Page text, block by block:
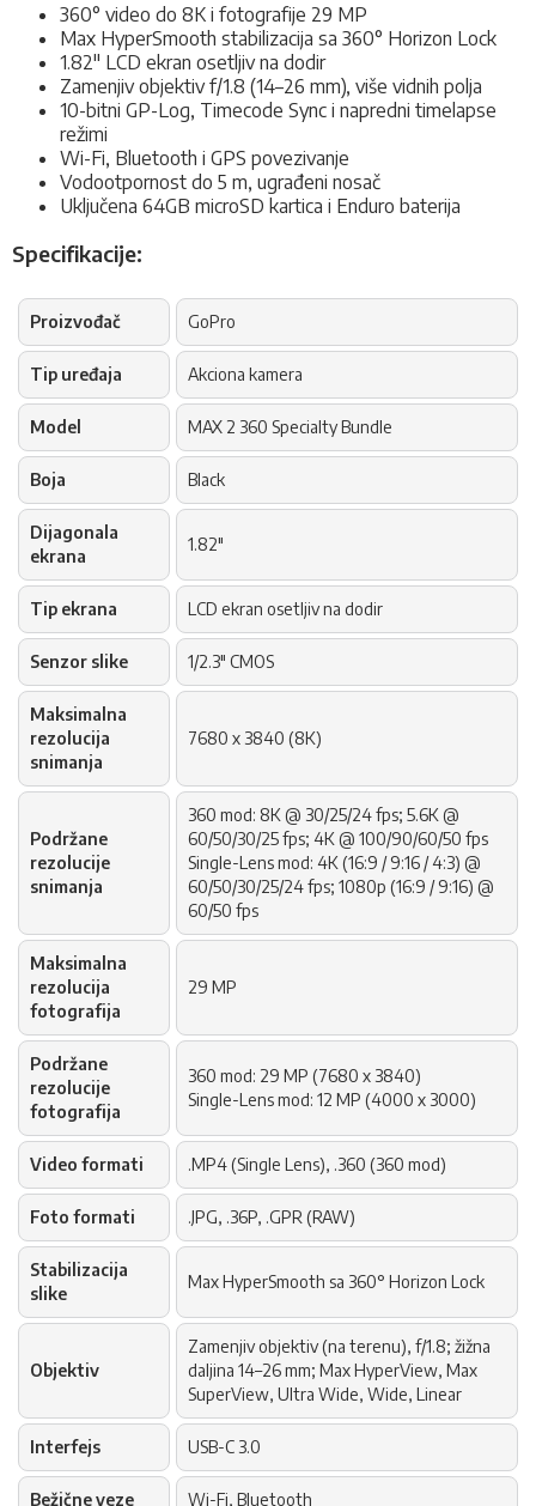
360° video do 8K i fotografije 29 MP
Max HyperSmooth stabilizacija sa 360° Horizon Lock
1.82" LCD ekran osetljiv na dodir
Zamenjiv objektiv f/1.8 (14–26 mm), više vidnih polja
10-bitni GP-Log, Timecode Sync i napredni timelapse
režimi
Wi-Fi, Bluetooth i GPS povezivanje
Vodootpornost do 5 m, ugrađeni nosač
Uključena 64GB microSD kartica i Enduro baterija
Specifikacije:
Proizvođač GoPro
Tip uređaja Akciona kamera
Model MAX 2 360 Specialty Bundle
Boja Black
Dijagonala
ekrana
1.82"
Tip ekrana LCD ekran osetljiv na dodir
Senzor slike 1/2.3" CMOS
Maksimalna
rezolucija
snimanja
7680 x 3840 (8K)
Podržane
rezolucije
snimanja
360 mod: 8K @ 30/25/24 fps; 5.6K @
60/50/30/25 fps; 4K @ 100/90/60/50 fps
Single-Lens mod: 4K (16:9 / 9:16 / 4:3) @
60/50/30/25/24 fps; 1080p (16:9 / 9:16) @
60/50 fps
Maksimalna
rezolucija
fotografija
29 MP
Podržane
rezolucije
fotografija
360 mod: 29 MP (7680 x 3840)
Single-Lens mod: 12 MP (4000 x 3000)
Video formati .MP4 (Single Lens), .360 (360 mod)
Foto formati .JPG, .36P, .GPR (RAW)
Stabilizacija
slike
Max HyperSmooth sa 360° Horizon Lock
Objektiv
Zamenjiv objektiv (na terenu), f/1.8; žižna
daljina 14–26 mm; Max HyperView, Max
SuperView, Ultra Wide, Wide, Linear
Interfejs USB-C 3.0
Bežične veze Wi-Fi, Bluetooth